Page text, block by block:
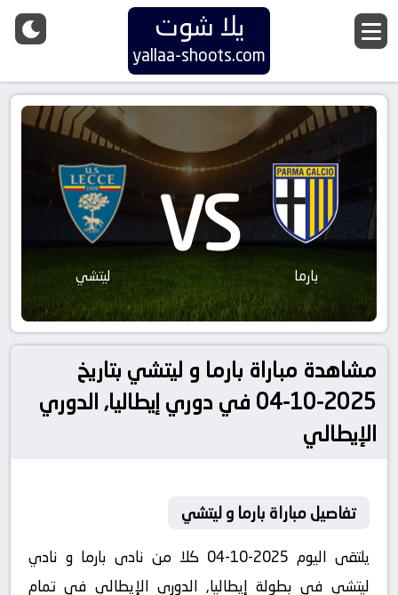
يلا شوت
yallaa-shoots.com
بارما VS ليتشي
مشاهدة مباراة بارما و ليتشي بتاريخ
2025-10-04 في دوري إيطاليا, الدوري
الإيطالي
تفاصيل مباراة بارما و ليتشي
يلتقى اليوم 2025-10-04 كلا من نادى بارما و نادي
ليتشي فى بطولة إيطاليا, الدوري الإيطالي فى تمام